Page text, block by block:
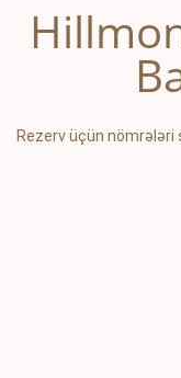
Rezerv üçün nömrələri